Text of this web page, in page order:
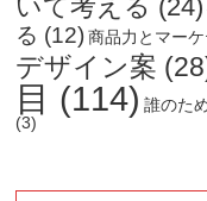
いて考える (24)
る (12)商品力とマー
デザイン案
目 (114) 誰のた
(3)